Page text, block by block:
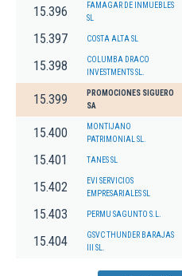
15.396
FAMAGAR DE INMUEBLES
SL
15.397 COSTA ALTA SL
15.398
COLUMBA DRACO
INVESTMENTS SL.
15.399
PROMOCIONES SIGUERO
SA
15.400
MONTIJANO
PATRIMONIAL SL.
15.401 TANES SL
15.402
EVI SERVICIOS
EMPRESARIALES SL
15.403 PERMU SAGUNTO S.L.
15.404
GSVC THUNDER BARAJAS
III SL.